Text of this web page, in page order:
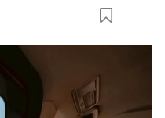
；前往 購買點數